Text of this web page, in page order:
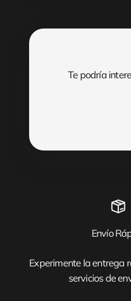
Envío
Experimente la entrega
servicios de